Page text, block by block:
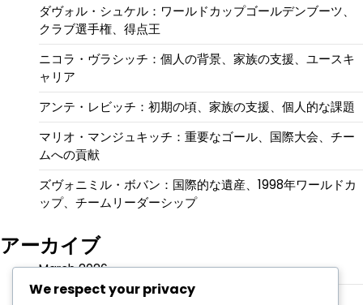
ダヴォル・シュケル：ワールドカップゴールデンブーツ、
クラブ選手権、得点王
ニコラ・ヴラシッチ：個人の背景、家族の支援、ユースキ
ャリア
アンテ・レビッチ：初期の頃、家族の支援、個人的な課題
マリオ・マンジュキッチ：重要なゴール、国際大会、チー
ムへの貢献
ズヴォニミル・ボバン：国際的な遺産、1998年ワールドカ
ップ、チームリーダーシップ
アーカイブ
March 2026
February 2026
We respect your privacy